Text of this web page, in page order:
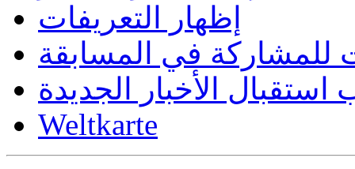
إظهار التعريفات
للمشاركة في المسابقة
الأخبار الجديدة
Weltkarte